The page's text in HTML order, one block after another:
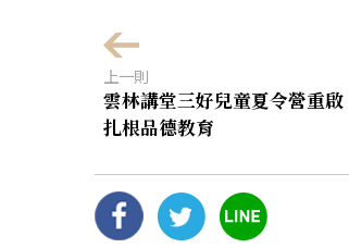
上一則
雲林講堂三好兒童夏令營重
扎根品德教育